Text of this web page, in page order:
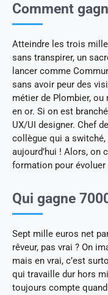
Comment
Atteindre les trois
sans transpirer, un
lancer comme
sans avoir peur des
métier de Plombier,
en or. Si on est
UX/UI designer. Chef
collègue qui a switché,
aujourd’hui ! Alors, on
formation pour évoluer
Qui gagne
Sept mille euros net
rêveur, pas vrai ? On
mais en vrai, c’est
qui travaille dur hors
toujours compte